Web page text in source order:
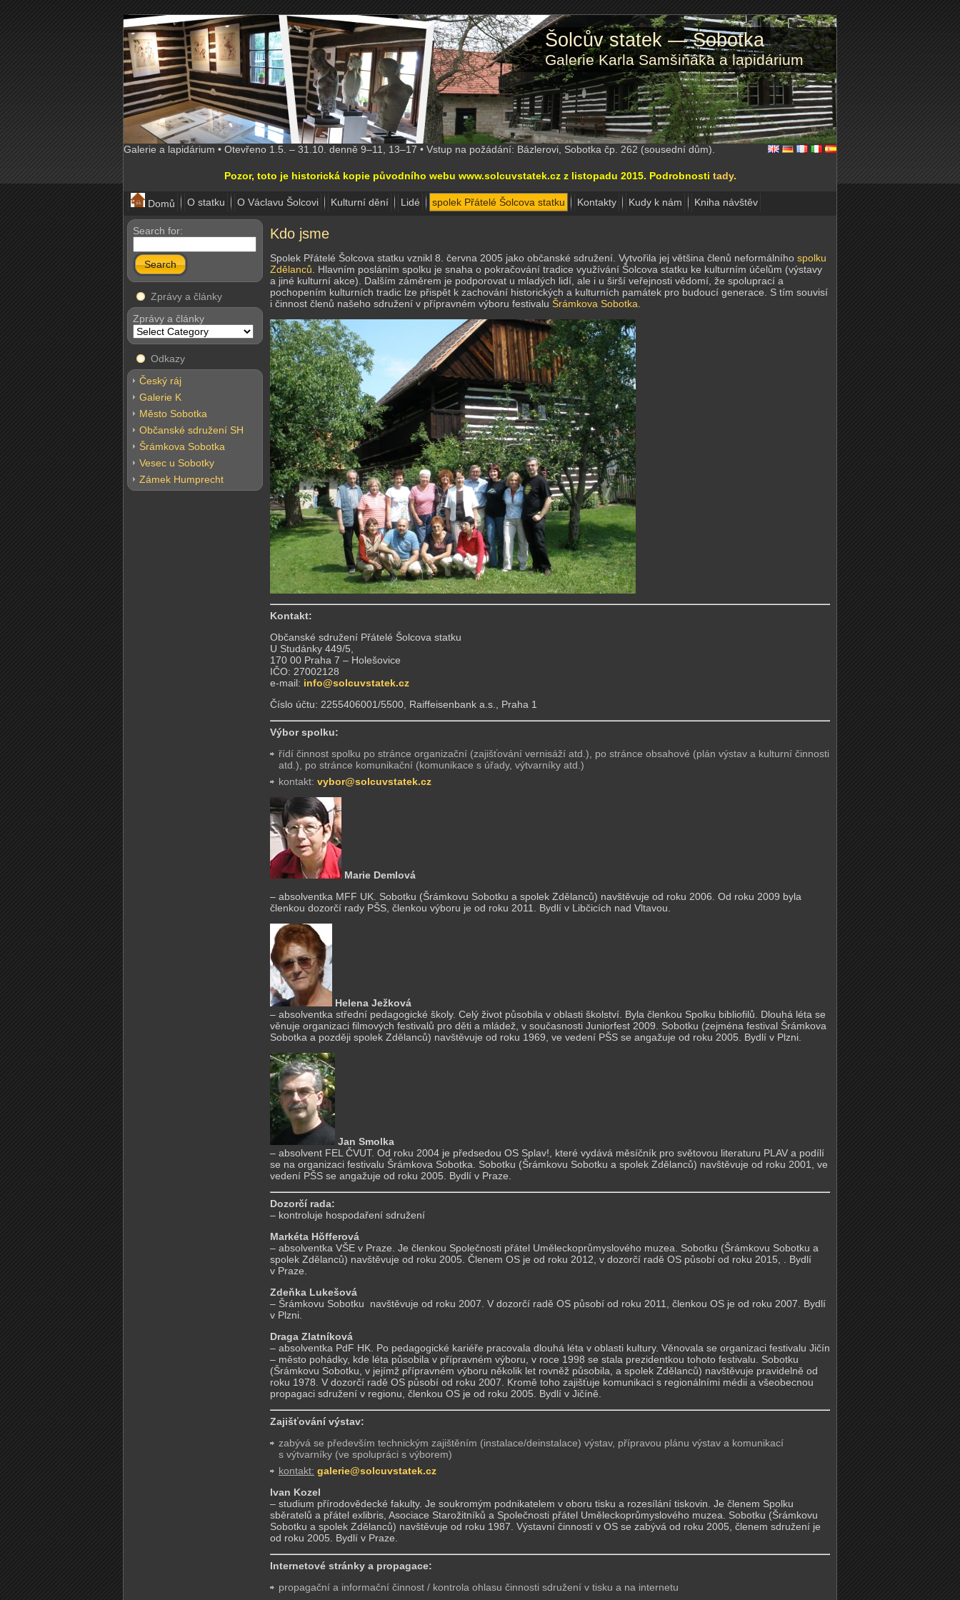
Šolcův statek — Sobotka
Galerie Karla Samšiňáka a lapidárium
Galerie a lapidárium • Otevřeno 1.5. – 31.10. denně 9–11, 13–17 • Vstup na požádání: Bázlerovi, Sobotka čp. 262 (sousední dům).
Pozor, toto je historická kopie původního webu www.solcuvstatek.cz z listopadu 2015. Podrobnosti tady.
Domů O statku O Václavu Šolcovi Kulturní dění Lidé spolek Přátelé Šolcova statku Kontakty Kudy k nám Kniha návštěv
Search for:
Search
Zprávy a články
Zprávy a články
Odkazy
Český ráj
Galerie K
Město Sobotka
Občanské sdružení SH
Šrámkova Sobotka
Vesec u Sobotky
Zámek Humprecht
Kdo jsme
Spolek Přátelé Šolcova statku vznikl 8. června 2005 jako občanské sdružení. Vytvořila jej většina členů neformálního spolku
Zdělanců . Hlavním posláním spolku je snaha o pokračování tradice využívání Šolcova statku ke kulturním účelům (výstavy
a jiné kulturní akce). Dalším záměrem je podporovat u mladých lidí, ale i u širší veřejnosti vědomí, že spoluprací a
pochopením kulturních tradic lze přispět k zachování historických a kulturních památek pro budoucí generace. S tím souvisí
i činnost členů našeho sdružení v přípravném výboru festivalu Šrámkova Sobotka
Kontakt:
Občanské sdružení Přátelé Šolcova statku
U Studánky 449/5,
170 00 Praha 7 – Holešovice
IČO: 27002128
e-mail: info@solcuvstatek.cz
Číslo účtu: 2255406001/5500, Raiffeisenbank a.s., Praha 1
Výbor spolku:
řídí činnost spolku po stránce organizační (zajišťování vernisáží atd.), po stránce obsahové (plán výstav a kulturní činnosti
atd.), po stránce komunikační (komunikace s úřady, výtvarníky atd.)
kontakt: vybor@solcuvstatek.cz
Marie Demlová
– absolventka MFF UK. Sobotku (Šrámkovu Sobotku a spolek Zdělanců) navštěvuje od roku 2006. Od roku 2009 byla
členkou dozorčí rady PŠS, členkou výboru je od roku 2011. Bydlí v Libčicích nad Vltavou.
Helena Ježková
– absolventka střední pedagogické školy. Celý život působila v oblasti školství. Byla členkou Spolku bibliofilů. Dlouhá léta se
věnuje organizaci filmových festivalů pro děti a mládež, v současnosti Juniorfest 2009. Sobotku (zejména festival Šrámkova
Sobotka a později spolek Zdělanců) navštěvuje od roku 1969, ve vedení PŠS se angažuje od roku 2005. Bydlí v Plzni.
Jan Smolka
– absolvent FEL ČVUT. Od roku 2004 je předsedou OS Splav!, které vydává měsíčník pro světovou literaturu PLAV a podílí
se na organizaci festivalu Šrámkova Sobotka. Sobotku (Šrámkovu Sobotku a spolek Zdělanců) navštěvuje od roku 2001, ve
vedení PŠS se angažuje od roku 2005. Bydlí v Praze.
Dozorčí rada:
– kontroluje hospodaření sdružení
Markéta Hǒfferová
– absolventka VŠE v Praze. Je členkou Společnosti přátel Uměleckoprůmyslového muzea. Sobotku (Šrámkovu Sobotku a
spolek Zdělanců) navštěvuje od roku 2005. Členem OS je od roku 2012, v dozorčí radě OS působí od roku 2015, . Bydlí
v Praze.
Zdeňka Lukešová
– Šrámkovu Sobotku navštěvuje od roku 2007. V dozorčí radě OS působí od roku 2011, členkou OS je od roku 2007. Bydlí
v Plzni.
Draga Zlatníková
– absolventka PdF HK. Po pedagogické kariéře pracovala dlouhá léta v oblasti kultury. Věnovala se organizaci festivalu Jičín
– město pohádky, kde léta působila v přípravném výboru, v roce 1998 se stala prezidentkou tohoto festivalu. Sobotku
(Šrámkovu Sobotku, v jejímž přípravném výboru několik let rovněž působila, a spolek Zdělanců) navštěvuje pravidelně od
roku 1978. V dozorčí radě OS působí od roku 2007. Kromě toho zajišťuje komunikaci s regionálními médii a všeobecnou
propagaci sdružení v regionu, členkou OS je od roku 2005. Bydlí v Jičíně.
Zajišťování výstav:
zabývá se především technickým zajištěním (instalace/deinstalace) výstav, přípravou plánu výstav a komunikací
s výtvarníky (ve spolupráci s výborem)
kontakt: galerie@solcuvstatek.cz
Ivan Kozel
– studium přírodovědecké fakulty. Je soukromým podnikatelem v oboru tisku a rozesílání tiskovin. Je členem Spolku
sběratelů a přátel exlibris, Asociace Starožitníků a Společnosti přátel Uměleckoprůmyslového muzea. Sobotku (Šrámkovu
Sobotku a spolek Zdělanců) navštěvuje od roku 1987. Výstavní činností v OS se zabývá od roku 2005, členem sdružení je
od roku 2005. Bydlí v Praze.
Internetové stránky a propagace:
propagační a informační činnost / kontrola ohlasu činnosti sdružení v tisku a na internetu